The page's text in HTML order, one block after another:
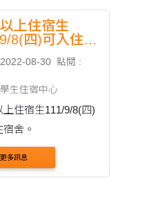
上住宿生
8(四)可入住宿
08-30
點閱 :
生住宿中心
上住宿生111/9/8(四)
舍。
更多訊息